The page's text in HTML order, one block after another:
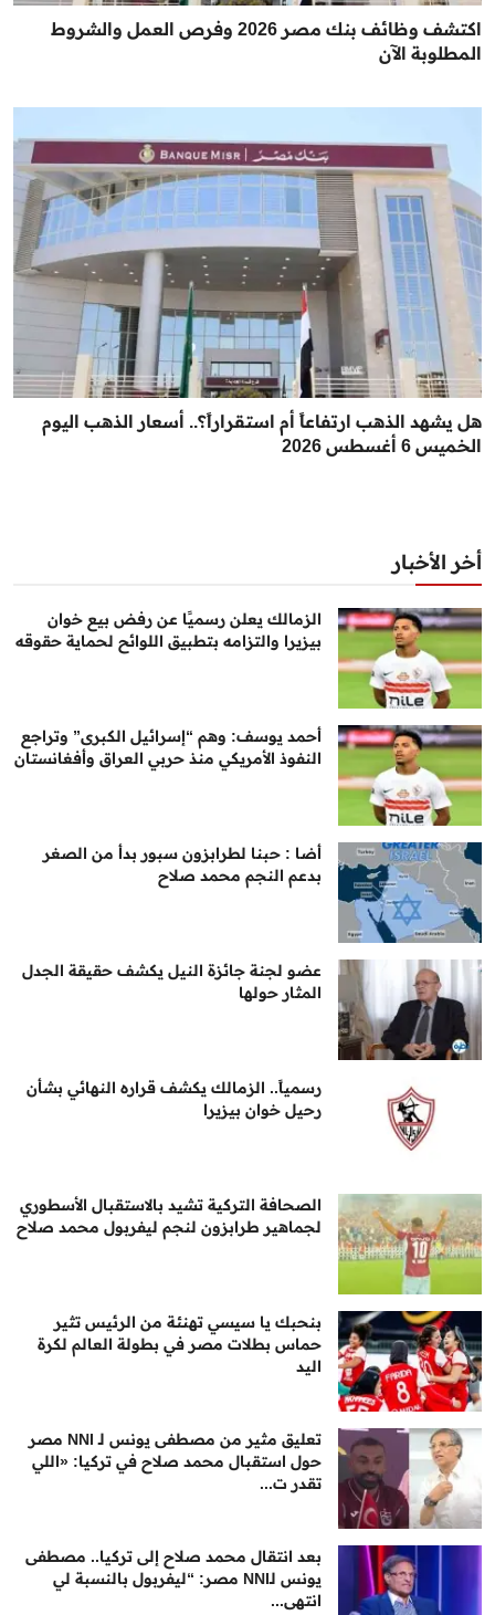
اكتشف وظائف بنك مصر 2026 وفرص العمل والشروط
المطلوبة الآن
هل يشهد الذهب ارتفاعاً أم استقراراً؟.. أسعار الذهب اليوم
الخميس 6 أغسطس 2026
أخر الأخبار
الزمالك يعلن رسميًا عن رفض بيع خوان
بيزيرا والتزامه بتطبيق اللوائح لحماية حقوقه
أحمد يوسف: وهم “إسرائيل الكبرى” وتراجع
النفوذ الأمريكي منذ حربي العراق وأفغانستان
أضا : حبنا لطرابزون سبور بدأ من الصغر
بدعم النجم محمد صلاح
عضو لجنة جائزة النيل يكشف حقيقة الجدل
المثار حولها
رسمياً.. الزمالك يكشف قراره النهائي بشأن
رحيل خوان بيزيرا
الصحافة التركية تشيد بالاستقبال الأسطوري
لجماهير طرابزون لنجم ليفربول محمد صلاح
بنحبك يا سيسي تهنئة من الرئيس تثير
حماس بطلات مصر في بطولة العالم لكرة
اليد
تعليق مثير من مصطفى يونس لـ NNI مصر
حول استقبال محمد صلاح في تركيا: «اللي
تقدر ت...
بعد انتقال محمد صلاح إلى تركيا.. مصطفى
يونس لـNNI مصر: “ليفربول بالنسبة لي
انتهى...